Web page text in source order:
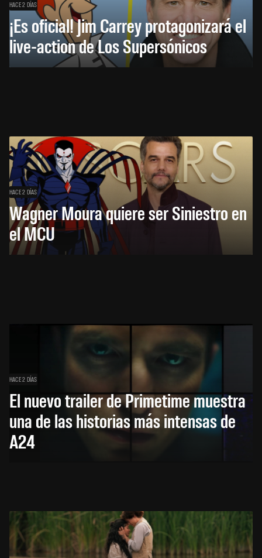
HACE 2 DÍAS
¡Es oficial! Jim Carrey protagonizará el
live-action de Los Supersónicos
HACE 2 DÍAS
Wagner Moura quiere ser Siniestro en
el MCU
HACE 2 DÍAS
El nuevo trailer de Primetime muestra
una de las historias más intensas de
A24